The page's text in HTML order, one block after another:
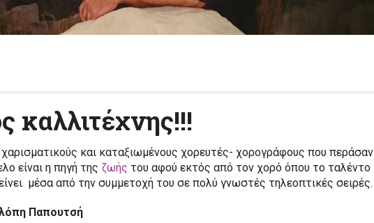
καλλιτέχνης!!!
και καταξιωμένους χορευτές- χορογράφους που περάσαν
είναι η πηγή της ζωής του αφού εκτός από τον χορό όπου το ταλέντο
μέσα από την συμμετοχή του σε πολύ γνωστές τηλεοπτικές σειρές.
Παπουτσή